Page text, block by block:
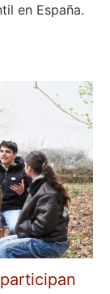
en España.